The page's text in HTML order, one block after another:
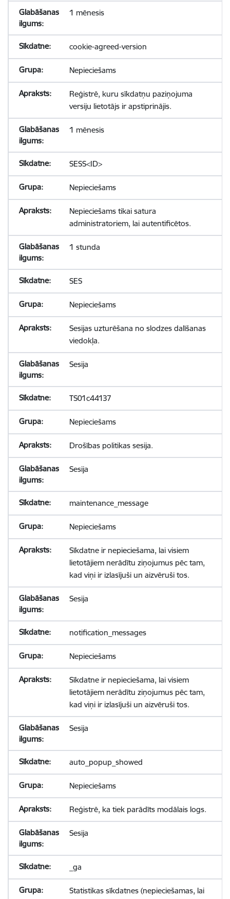
1 mēnesis
cookie-agreed-version
Nepieciešams
Reģistrē, kuru sīkdatņu paziņojuma
versiju lietotājs ir apstiprinājis.
1 mēnesis
SESS<ID>
Nepieciešams
Nepieciešams tikai satura
administratoriem, lai autentificētos.
1 stunda
SES
Nepieciešams
Sesijas uzturēšana no slodzes dalīšanas
viedokļa.
Sesija
TS01c44137
Nepieciešams
Drošības politikas sesija.
Sesija
maintenance_message
Nepieciešams
Sīkdatne ir nepieciešama, lai visiem
lietotājiem nerādītu ziņojumus pēc tam,
kad viņi ir izlasījuši un aizvēruši tos.
Sesija
notification_messages
Nepieciešams
Sīkdatne ir nepieciešama, lai visiem
lietotājiem nerādītu ziņojumus pēc tam,
kad viņi ir izlasījuši un aizvēruši tos.
Sesija
auto_popup_showed
Nepieciešams
Reģistrē, ka tiek parādīts modālais logs.
Sesija
_ga
Statistikas sīkdatnes (nepieciešamas, lai